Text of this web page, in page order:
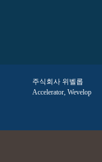
주식회사 위벨롭
Accelerator, Wevelop